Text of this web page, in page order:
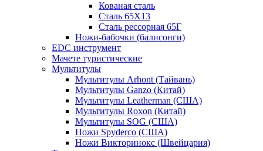
Кованая сталь
Сталь 65Х13
Сталь рессорная 65Г
Ножи-бабочки (балисонги)
EDC инструмент
Мачете туристические
Мультитулы
Мультитулы Arhont (Тайвань)
Мультитулы Ganzo (Китай)
Мультитулы Leatherman (США)
Мультитулы Roxon (Китай)
Мультитулы SOG (США)
Ножи Spyderco (США)
Ножи Викторинокс (Швейцария)